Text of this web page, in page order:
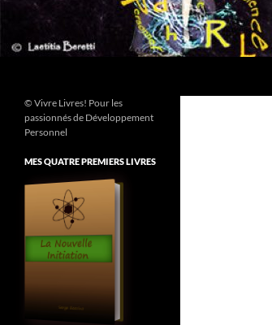
© Vivre Livres! Pour les
passionnés de Développement
Personnel
MES QUATRE PREMIERS LIVRES